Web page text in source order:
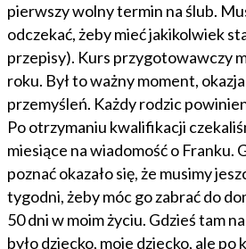
pierwszy wolny termin na ślub.
odczekać, żeby mieć jakikolwiek
przepisy). Kurs przygotowawczy
roku. Był to ważny moment,
przemyśleń. Każdy rodzic
Po otrzymaniu kwalifikacji
miesiące na wiadomość o Franku.
poznać okazało się, że musimy
tygodni, żeby móc go zabrać do
50 dni w moim życiu. Gdzieś tam
było dziecko, moje dziecko, ale